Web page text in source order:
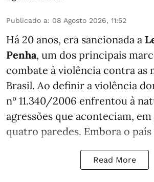
Publicado a: 08 Agosto 2026, 11:52
Há 20 anos, era sancionada a
Penha, um dos principais
combate à violência contra as
Brasil. Ao definir a violência
nº 11.340/2006 enfrentou à
agressões que aconteciam,
quatro paredes. Embora o país
Read More